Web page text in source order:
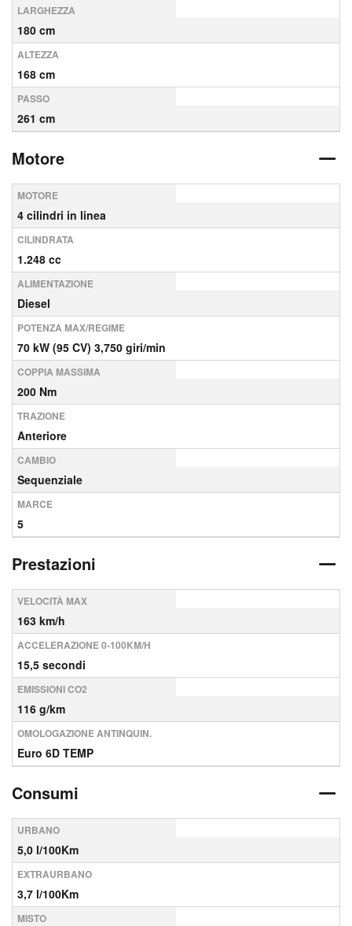
LARGHEZZA
180 cm
ALTEZZA
168 cm
PASSO
261 cm
Motore
MOTORE
4 cilindri in linea
CILINDRATA
1.248 cc
ALIMENTAZIONE
Diesel
POTENZA MAX/REGIME
70 kW (95 CV) 3,750 giri/min
COPPIA MASSIMA
200 Nm
TRAZIONE
Anteriore
CAMBIO
Sequenziale
MARCE
5
Prestazioni
VELOCITÀ MAX
163 km/h
ACCELERAZIONE 0-100KM/H
15,5 secondi
EMISSIONI CO2
116 g/km
OMOLOGAZIONE ANTINQUIN.
Euro 6D TEMP
Consumi
URBANO
5,0 l/100Km
EXTRAURBANO
3,7 l/100Km
MISTO